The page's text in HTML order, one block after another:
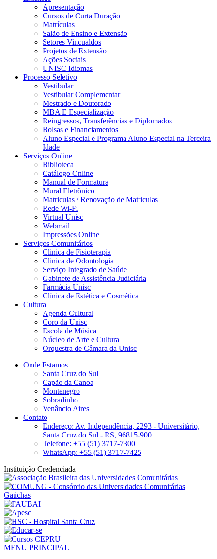
Apresentação
Cursos de Curta Duração
Matrículas
Salão de Ensino e Extensão
Setores Vincualdos
Projetos de Extensão
Ações Sociais
UNISC Idiomas
Processo Seletivo
Vestibular
Vestibular Complementar
Mestrado e Doutorado
MBA E Especialização
Reingressos, Transferências e Diplomados
Bolsas e Financiamentos
Aluno Especial e Programa Aluno Especial na Terceira
Idade
Serviços Online
Biblioteca
Catálogo Online
Manual de Formatura
Mural Eletrônico
Matriculas / Renovação de Matriculas
Rede Wi-Fi
Virtual Unisc
Webmail
Impressões Online
Serviços Comunitários
Clinica de Fisioterapia
Clinica de Odontologia
Serviço Integrado de Saúde
Gabinete de Assistência Judiciária
Farmácia Unisc
Clínica de Estética e Cosmética
Cultura
Agenda Cultural
Coro da Unisc
Escola de Música
Núcleo de Arte e Cultura
Orquestra de Câmara da Unisc
Onde Estamos
Santa Cruz do Sul
Capão da Canoa
Montenegro
Sobradinho
Venâncio Aires
Contato
Endereço: Av. Independência, 2293 - Universitário,
Santa Cruz do Sul - RS, 96815-900
Telefone: +55 (51) 3717-7300
WhatsApp: +55 (51) 3717-7425
Instituição Credenciada
MENU PRINCIPAL